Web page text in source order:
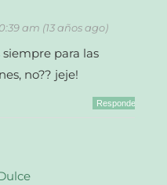
am (13 años ago)
para las
no?? jeje!
Responder